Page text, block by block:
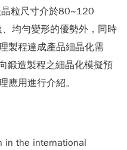
粒尺寸介於80~120
均勻變形的優勢外，同時
製程達成產品細晶化需
鍛造製程之細晶化模擬預
應用進行介紹。
in the international